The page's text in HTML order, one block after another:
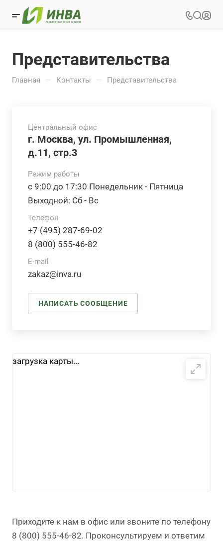
Представительства
Главная — Контакты — Представительства
загрузка карты...
Приходите к нам в офис или звоните по телефону
8 (800) 555-46-82. Проконсультируем и ответим
Центральный офис
г. Москва, ул. Промышленная,
д.11, стр.3
Режим работы
с 9:00 до 17:30 Понедельник - Пятница
Выходной: Сб - Вс
Телефон
+7 (495) 287-69-02
8 (800) 555-46-82
E-mail
zakaz@inva.ru
НАПИСАТЬ СООБЩЕНИЕ